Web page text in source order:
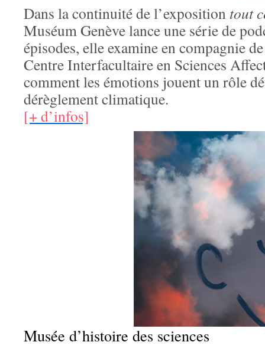
Dans la continuité de l’exposition tout
Muséum Genève lance une série de
épisodes, elle examine en compagnie
Centre Interfacultaire en Sciences
comment les émotions jouent un rôle
dérèglement climatique.
[+ d’infos]
Musée d’histoire des sciences